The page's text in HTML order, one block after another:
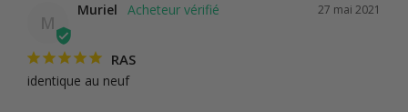
M
27 mai 2021
Muriel
RAS
identique au neuf